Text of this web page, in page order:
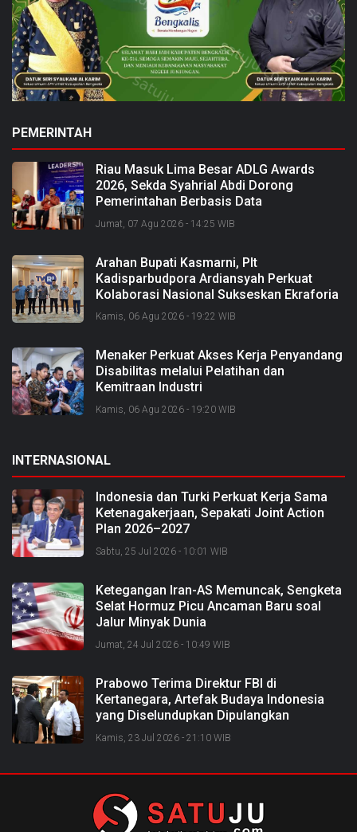
PEMERINTAH
Riau Masuk Lima Besar ADLG Awards
2026, Sekda Syahrial Abdi Dorong
Pemerintahan Berbasis Data
Jumat, 07 Agu 2026 - 14:25 WIB
Arahan Bupati Kasmarni, Plt
Kadisparbudpora Ardiansyah Perkuat
Kolaborasi Nasional Sukseskan Ekraforia
2026 dan Bangun Bengkalis sebagai
Kabupaten Kreatif
Kamis, 06 Agu 2026 - 19:22 WIB
Menaker Perkuat Akses Kerja Penyandang
Disabilitas melalui Pelatihan dan
Kemitraan Industri
Kamis, 06 Agu 2026 - 19:20 WIB
INTERNASIONAL
Indonesia dan Turki Perkuat Kerja Sama
Ketenagakerjaan, Sepakati Joint Action
Plan 2026–2027
Sabtu, 25 Jul 2026 - 10:01 WIB
Ketegangan Iran-AS Memuncak, Sengketa
Selat Hormuz Picu Ancaman Baru soal
Jalur Minyak Dunia
Jumat, 24 Jul 2026 - 10:49 WIB
Prabowo Terima Direktur FBI di
Kertanegara, Artefak Budaya Indonesia
yang Diselundupkan Dipulangkan
Kamis, 23 Jul 2026 - 21:10 WIB